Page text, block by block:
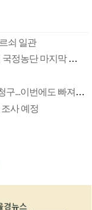
쇠 일관
혼자 빠져나간 '법꾸라지' 우병우…맥빠진 국정농단 마지막 수사
검찰 '법꾸라지' 우병우 전 수석 구속영장 청구...이번에도 빠져나가나
사 예정